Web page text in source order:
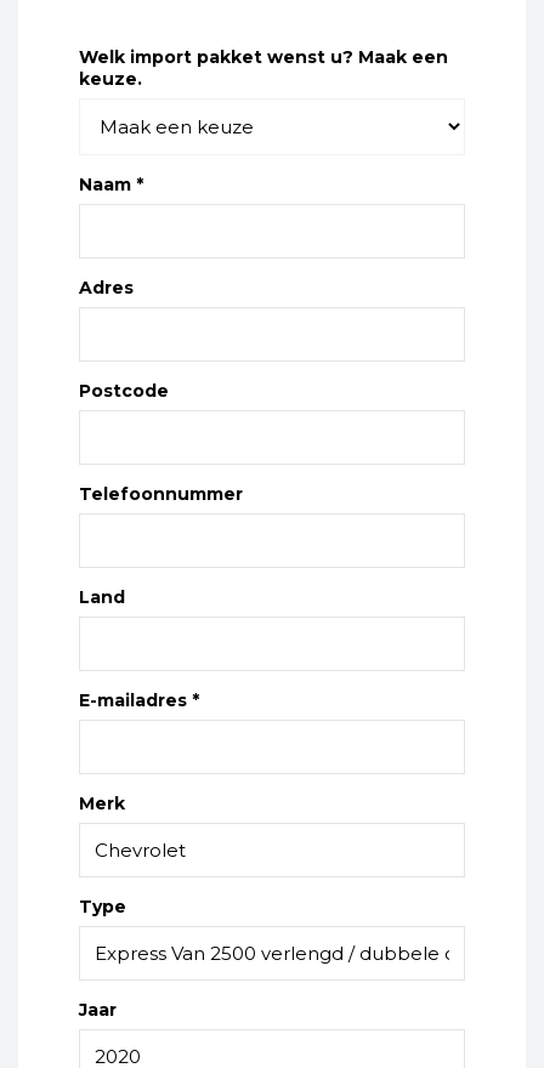
Welk import pakket wenst u? Maak een
keuze.
Naam *
Adres
Postcode
Telefoonnummer
Land
E-mailadres *
Merk
Type
Jaar